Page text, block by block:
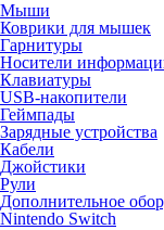
Мыши
Коврики для мышек
Гарнитуры
Носители
Клавиатуры
USB-накопители
Геймпады
Зарядные устройства
Кабели
Джойстики
Рули
Дополнительное
Nintendo Switch